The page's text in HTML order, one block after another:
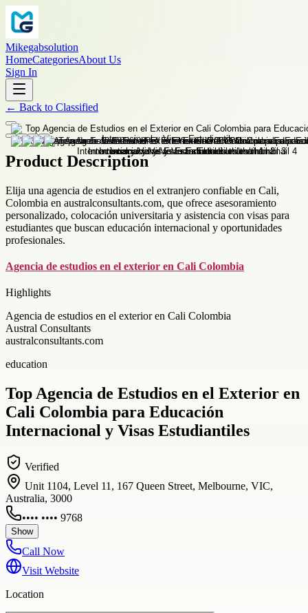
Mikegabsolution
HomeCategoriesAbout Us
Sign In
← Back to Classified
Product Description
Elija una agencia de estudios en el extranjero confiable en Cali,
Colombia en australconsultants.com, que ofrece asesoramiento
personalizado, colocación universitaria y asistencia con visas para
estudiantes que buscan educación internacional y oportunidades
profesionales.
Agencia de estudios en el exterior en Cali Colombia
Highlights
Agencia de estudios en el exterior en Cali Colombia
Austral Consultants
australconsultants.com
education
Top Agencia de Estudios en el Exterior en
Cali Colombia para Educación
Internacional y Visas Estudiantiles
Verified
Unit 1104, Level 11, 167 Queen Street, Melbourne, VIC,
Australia, 3000
•••• •••• 9768
Show
Call Now
Visit Website
Location